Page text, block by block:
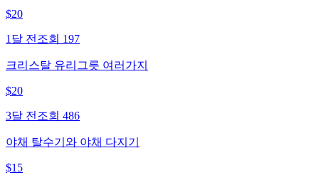
$20
1달 전 조회 197
크리스탈 유리그릇 여러가지
$20
3달 전 조회 486
야채 탈수기와 야채 다지기
$15